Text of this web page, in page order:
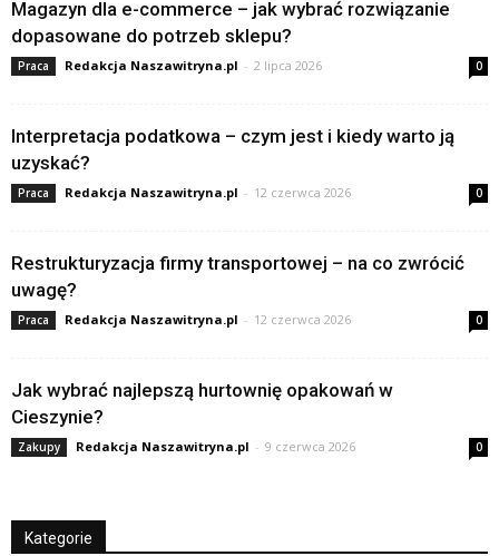
Magazyn dla e-commerce – jak wybrać rozwiązanie
dopasowane do potrzeb sklepu?
Praca Redakcja Naszawitryna.pl - 2 lipca 2026 0
Interpretacja podatkowa – czym jest i kiedy warto ją
uzyskać?
Praca Redakcja Naszawitryna.pl - 12 czerwca 2026 0
Restrukturyzacja firmy transportowej – na co zwrócić
uwagę?
Praca Redakcja Naszawitryna.pl - 12 czerwca 2026 0
Jak wybrać najlepszą hurtownię opakowań w
Cieszynie?
Zakupy Redakcja Naszawitryna.pl - 9 czerwca 2026 0
Kategorie